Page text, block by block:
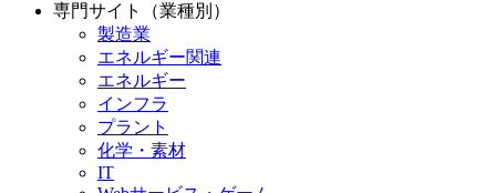
専門サイト（業種別）
製造業
エネルギー関連
エネルギー
インフラ
プラント
化学・素材
IT